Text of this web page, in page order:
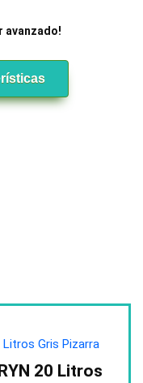
avanzado!
20 Litros